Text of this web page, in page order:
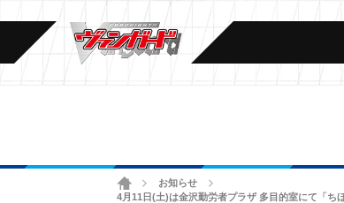
ホームお知らせ
4月11日(土)は金沢勤労者プラザ 多目的室にて「ち